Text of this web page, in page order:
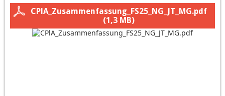
CPlA_Zusammenfassung_FS25_NG_JT_MG.pdf
(1,3 MB)